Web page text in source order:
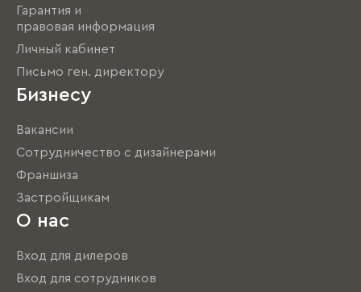
Гарантия и
правовая информация
Личный кабинет
Письмо ген. директору
Бизнесу
Вакансии
Сотрудничество с дизайнерами
Франшиза
Застройщикам
О нас
Вход для дилеров
Вход для сотрудников